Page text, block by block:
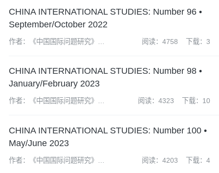
CHINA INTERNATIONAL STUDIES: Number 96 •
September/October 2022
作者：《中国国际问题研究》编
阅读：4758 下载：3
CHINA INTERNATIONAL STUDIES: Number 98 •
January/February 2023
作者：《中国国际问题研究》编
阅读：4323 下载：10
CHINA INTERNATIONAL STUDIES: Number 100 •
May/June 2023
作者：《中国国际问题研究》编
阅读：4203 下载：4